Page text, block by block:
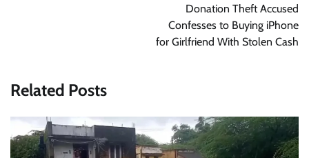
Donation Theft Accused
Confesses to Buying iPhone
for Girlfriend With Stolen Cash
Related Posts